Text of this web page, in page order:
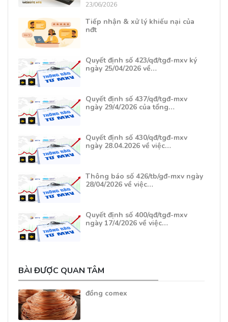
23/06/2026
Tiếp nhận & xử lý khiếu nại của
nđt
Quyết định số 423/qđ/tgđ-mxv ký
ngày 25/04/2026 về…
Quyết định số 437/qđ/tgđ-mxv
ngày 29/4/2026 của tổng…
Quyết định số 430/qđ/tgđ-mxv
ngày 28.04.2026 về việc…
Thông báo số 426/tb/gđ-mxv ngày
28/04/2026 về việc…
Quyết định số 400/qđ/tgđ-mxv
ngày 17/4/2026 về việc…
BÀI ĐƯỢC QUAN TÂM
đồng comex